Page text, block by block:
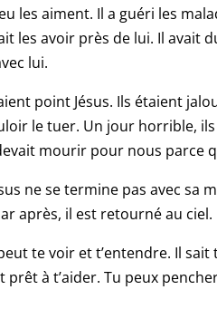
les aiment. Il a guéri les
les avoir près de lui. Il avait
lui.
point Jésus. Ils étaient
le tuer. Un jour horrible, ils
mourir pour nous parce
ne se termine pas avec sa
après, il est retourné au ciel.
te voir et t’entendre. Il
prêt à t’aider. Tu peux